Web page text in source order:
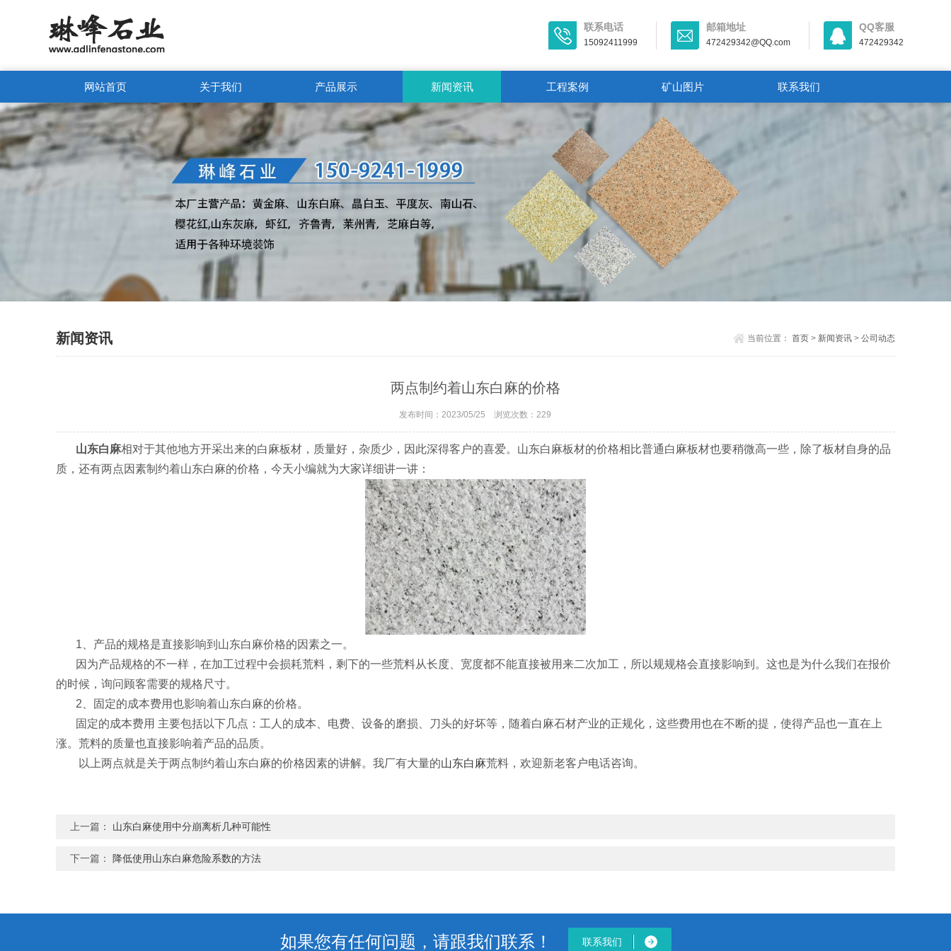
联系电话
15092411999
邮箱地址
472429342@QQ.com
QQ客服
472429342
网站首页 关于我们 产品展示 新闻资讯 工程案例 矿山图片 联系我们
新闻资讯 当前位置： 首页> 新闻资讯> 公司动态
两点制约着山东白麻的价格
发布时间：2023/05/25 浏览次数：229
山东白麻相对于其他地方开采出来的白麻板材，质量好，杂质少，因此深得客户的喜爱。山东白麻板材的价格相比普通白麻板材也要稍微高一些，除了板材自身的品
质，还有两点因素制约着山东白麻的价格，今天小编就为大家详细讲一讲：
1、产品的规格是直接影响到山东白麻价格的因素之一。
因为产品规格的不一样，在加工过程中会损耗荒料，剩下的一些荒料从长度、宽度都不能直接被用来二次加工，所以规规格会直接影响到。这也是为什么我们在报价
的时候，询问顾客需要的规格尺寸。
2、固定的成本费用也影响着山东白麻的价格。
固定的成本费用 主要包括以下几点：工人的成本、电费、设备的磨损、刀头的好坏等，随着白麻石材产业的正规化，这些费用也在不断的提，使得产品也一直在上
涨。荒料的质量也直接影响着产品的品质。
以上两点就是关于两点制约着山东白麻的价格因素的讲解。我厂有大量的山东白麻荒料，欢迎新老客户电话咨询。
上一篇： 山东白麻使用中分崩离析几种可能性
下一篇： 降低使用山东白麻危险系数的方法
如果您有任何问题，请跟我们联系！ 联系我们